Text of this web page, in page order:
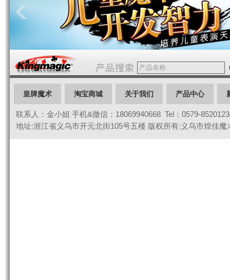
皇牌魔术 淘宝商城 关于我们 产品中心
联系我们
联系人：金小姐 手机&微信：18069940668 Tel：0579-
地址:浙江省义乌市开元北街105号五楼 版权所有:义乌市煌佳